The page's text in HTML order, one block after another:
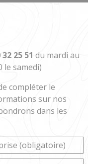
32 25 51 du mardi au
le samedi)
compléter le
sur nos
dans les